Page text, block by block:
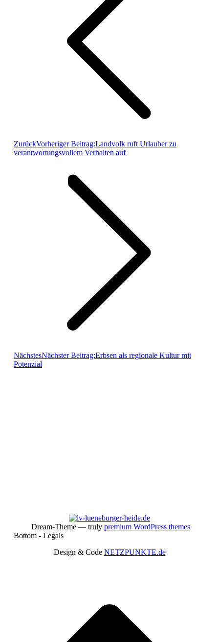
ZurückVorheriger Beitrag:Landvolk ruft Urlauber zu
verantwortungsvollem Verhalten auf
NächstesNächster Beitrag:Erbsen als regionale Kultur mit
Potenzial
Dream-Theme — truly premium WordPress themes
Bottom - Legals
Design & Code NETZPUNKTE.de